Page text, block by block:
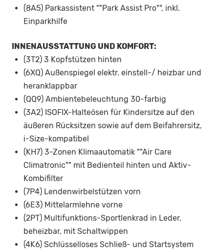
(8A5) Parkassistent ""Park Assist Pro"", inkl.
Einparkhilfe
INNENAUSSTATTUNG UND KOMFORT:
(3T2) 3 Kopfstützen hinten
(6XQ) Außenspiegel elektr. einstell-/ heizbar und
heranklappbar
(QQ9) Ambientebeleuchtung 30-farbig
(3A2) ISOFIX-Halteösen für Kindersitze auf den
äußeren Rücksitzen sowie auf dem Beifahrersitz,
i-Size-kompatibel
(KH7) 3-Zonen Klimaautomatik ""Air Care
Climatronic"" mit Bedienteil hinten und Aktiv-
Kombifilter
(7P4) Lendenwirbelstützen vorn
(6E3) Mittelarmlehne vorne
(2PT) Multifunktions-Sportlenkrad in Leder,
beheizbar, mit Schaltwippen
(4K6) Schlüsselloses Schließ- und Startsystem